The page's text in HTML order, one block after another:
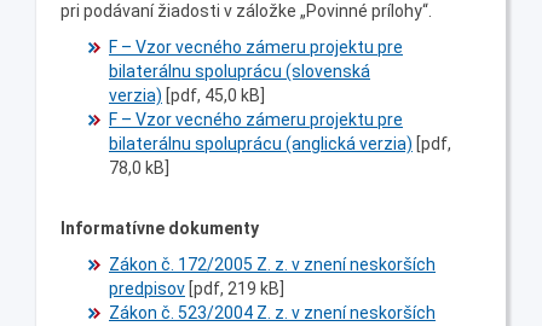
pri podávaní žiadosti v záložke „Povinné prílohy“.
F – Vzor vecného zámeru projektu pre
bilaterálnu spoluprácu (slovenská
verzia) [pdf, 45,0 kB]
F – Vzor vecného zámeru projektu pre
bilaterálnu spoluprácu (anglická verzia) [pdf,
78,0 kB]
Informatívne dokumenty
Zákon č. 172/2005 Z. z. v znení neskorších
predpisov [pdf, 219 kB]
Zákon č. 523/2004 Z. z. v znení neskorších